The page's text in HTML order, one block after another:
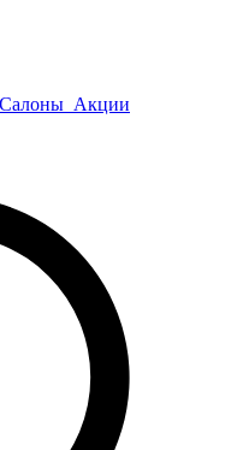
Салоны Акции